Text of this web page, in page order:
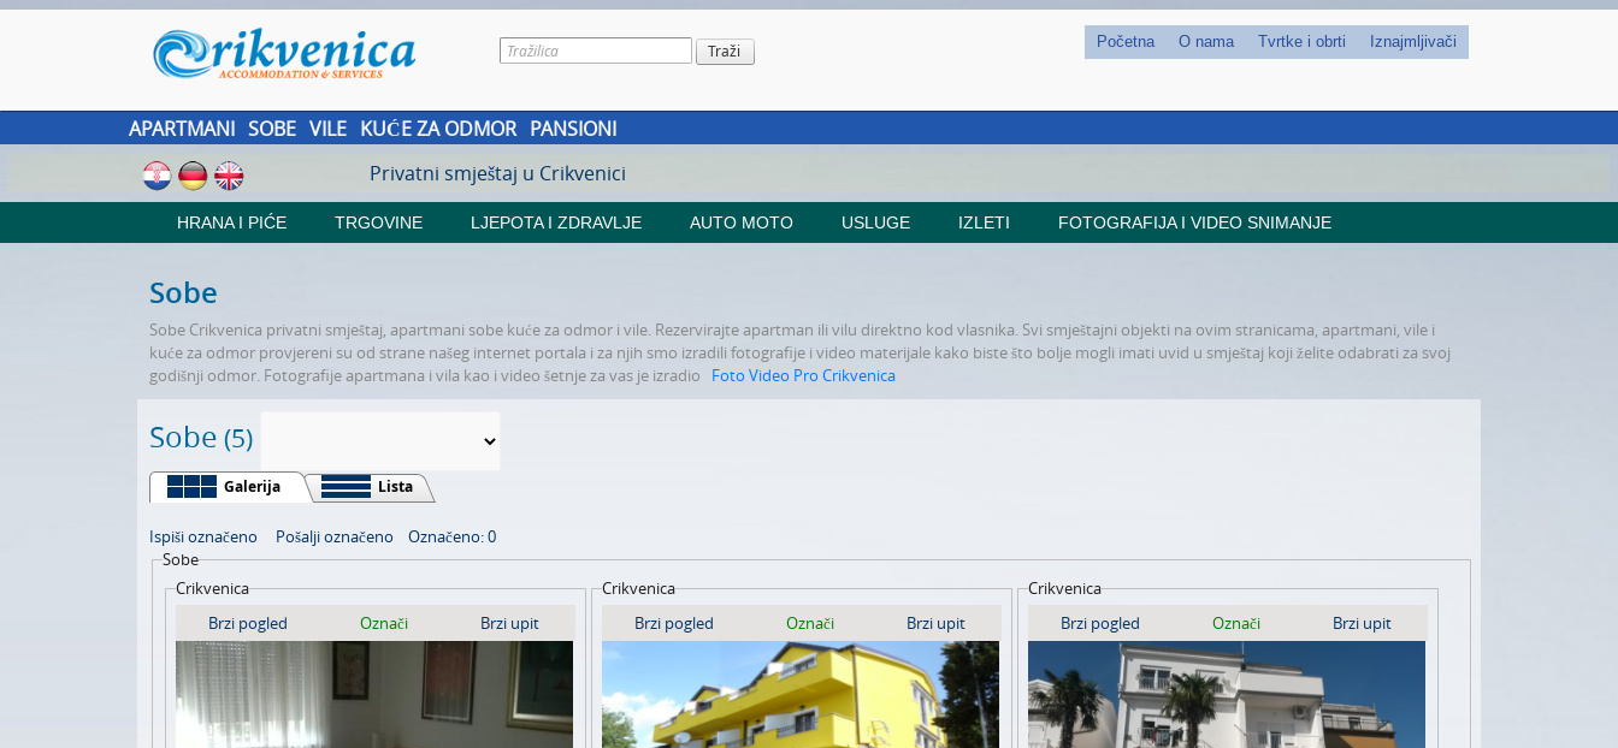
Početna O nama Tvrtke i obrti Iznajmljivači
APARTMANI SOBE VILE KUĆE ZA ODMOR PANSIONI
Privatni smještaj u Crikvenici
HRANA I PIĆE TRGOVINE LJEPOTA I ZDRAVLJE AUTO MOTO USLUGE IZLETI FOTOGRAFIJA I VIDEO SNIMANJE
Sobe
Sobe Crikvenica privatni smještaj, apartmani sobe kuće za odmor i vile. Rezervirajte apartman ili vilu direktno kod vlasnika. Svi smještajni objekti na ovim stranicama, apartmani, vile i
kuće za odmor provjereni su od strane našeg internet portala i za njih smo izradili fotografije i video materijale kako biste što bolje mogli imati uvid u smještaj koji želite odabrati za svoj
godišnji odmor. Fotografije apartmana i vila kao i video šetnje za vas je izradio
Foto Video Pro Crikvenica
Sobe (5)
Galerija Lista
Ispiši označeno Pošalji označeno
Označeno: 0
Sobe
Crikvenica
Brzi pogled
Označi Brzi upit
Crikvenica
Brzi pogled
Označi Brzi upit
Crikvenica
Brzi pogled
Označi Brzi upit